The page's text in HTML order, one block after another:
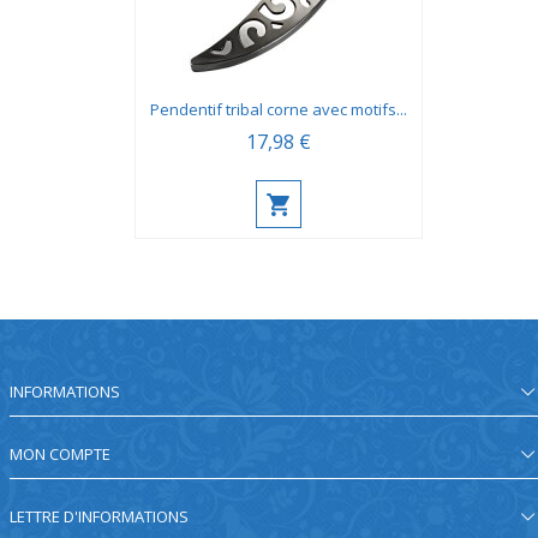
Pendentif tribal corne avec motifs...
17,98 €
INFORMATIONS
MON COMPTE
LETTRE D'INFORMATIONS